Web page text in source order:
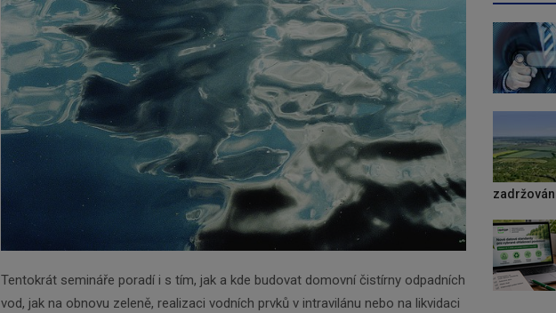
Tentokrát semináře poradí i s tím, jak a kde budovat domovní čistírny odpadních
vod, jak na obnovu zeleně, realizaci vodních prvků v intravilánu nebo na likvidaci